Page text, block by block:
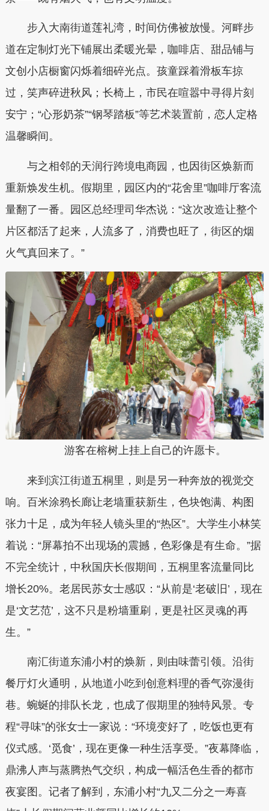
步入大南街道莲礼湾，时间仿佛被放慢。河畔步
道在定制灯光下铺展出柔暖光晕，咖啡店、甜品铺与
文创小店橱窗闪烁着细碎光点。孩童踩着滑板车掠
过，笑声碎进秋风；长椅上，市民在喧嚣中寻得片刻
安宁；“心形奶茶”“钢琴踏板”等艺术装置前，恋人定格
温馨瞬间。
与之相邻的天润行跨境电商园，也因街区焕新而
重新焕发生机。假期里，园区内的“花舍里”咖啡厅客流
量翻了一番。园区总经理司华杰说：“这次改造让整个
片区都活了起来，人流多了，消费也旺了，街区的烟
火气真回来了。”
游客在榕树上挂上自己的许愿卡。
来到滨江街道五桐里，则是另一种奔放的视觉交
响。百米涂鸦长廊让老墙重获新生，色块饱满、构图
张力十足，成为年轻人镜头里的“热区”。大学生小林笑
着说：“屏幕拍不出现场的震撼，色彩像是有生命。”据
不完全统计，中秋国庆长假期间，五桐里客流量同比
增长20%。老居民苏女士感叹：“从前是‘老破旧’，现在
是‘文艺范’，这不只是粉墙重刷，更是社区灵魂的再
生。”
南汇街道东浦小村的焕新，则由味蕾引领。沿街
餐厅灯火通明，从地道小吃到创意料理的香气弥漫街
巷。蜿蜒的排队长龙，也成了假期里的独特风景。专
程“寻味”的张女士一家说：“环境变好了，吃饭也更有
仪式感。‘觅食’，现在更像一种生活享受。”夜幕降临，
鼎沸人声与蒸腾热气交织，构成一幅活色生香的都市
夜宴图。记者了解到，东浦小村“九又二分之一寿喜